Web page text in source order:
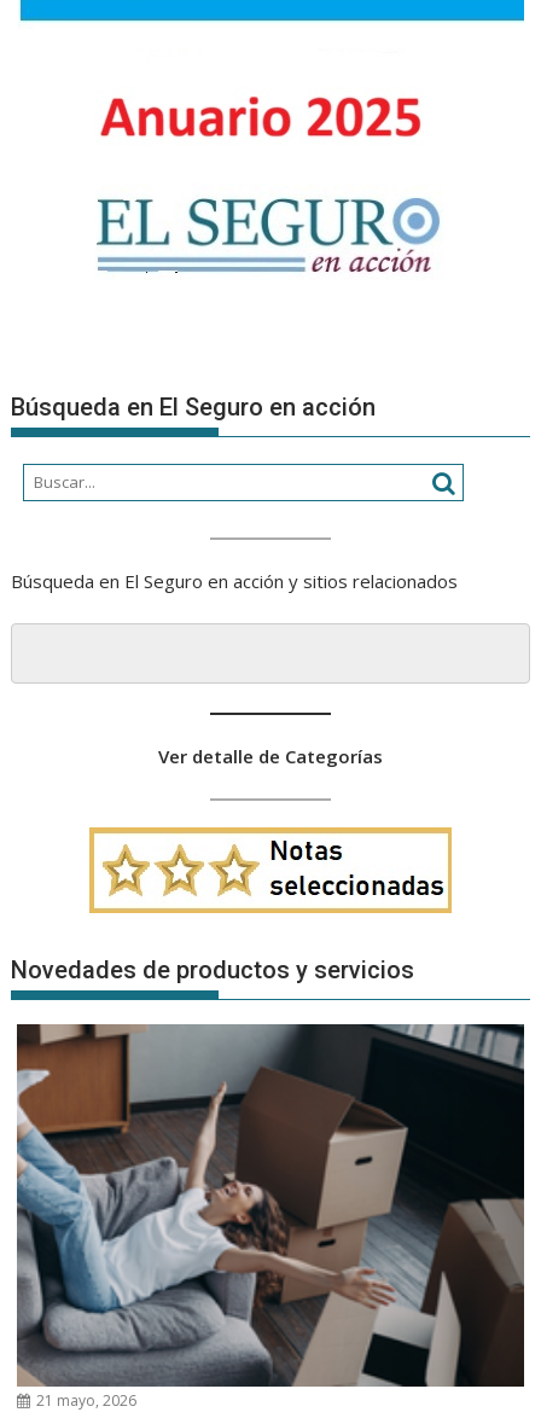
DE
Búsqueda en El Seguro en acción
Búsqueda en El Seguro en acción y sitios relacionados
Ver detalle de Categorías
Novedades de productos y servicios
21 mayo, 2026